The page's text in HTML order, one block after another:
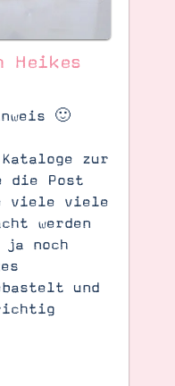
Heikes
🙂
zur
die Post
viele viele
werden
noch
und